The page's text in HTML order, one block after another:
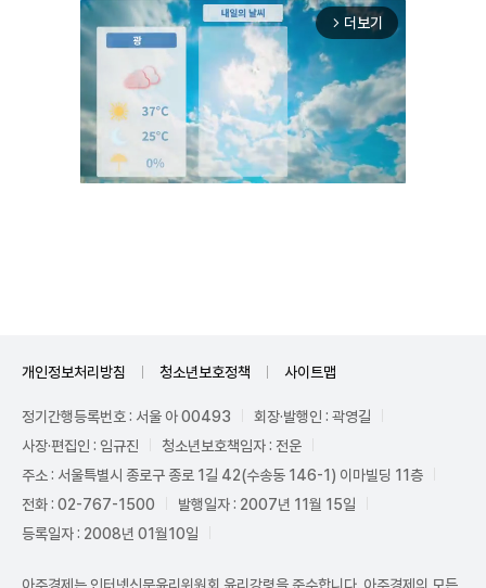
arrow_forward_ios 더보기
개인정보처리방침 청소년보호정책 사이트맵
정기간행등록번호 : 서울 아 00493
회장·발행인 : 곽영길
사장·편집인 : 임규진
청소년보호책임자 : 전운
주소 : 서울특별시 종로구 종로 1길 42(수송동 146-1) 이마빌딩 11층
전화 : 02-767-1500
발행일자 : 2007년 11월 15일
등록일자 : 2008년 01월10일